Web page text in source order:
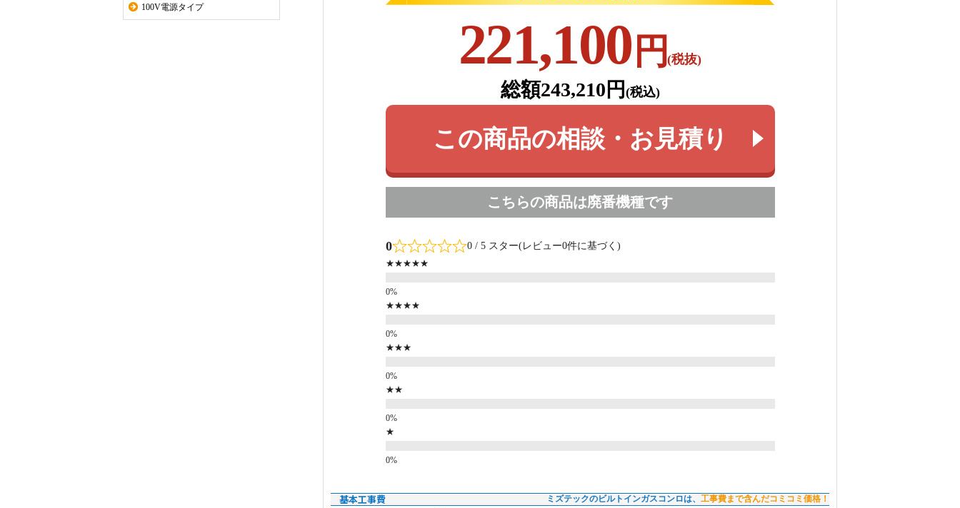
221,100 円(税抜)
総額243,210円 (税込)
この商品の相談・お見積り
こちらの商品は廃番機種です
0 0 / 5 スター(レビュー0件に基づく)
★★★★★
★★★★
★★★
★★
★
基本工事費 ミズテックのビルトインガスコンロは、 工事費まで含んだコミコミ価格！
100V電源タイプ